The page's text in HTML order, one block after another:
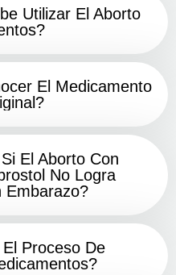
Utilizar El Aborto
El Medicamento
El Aborto Con
No Logra
Embarazo?
Proceso De